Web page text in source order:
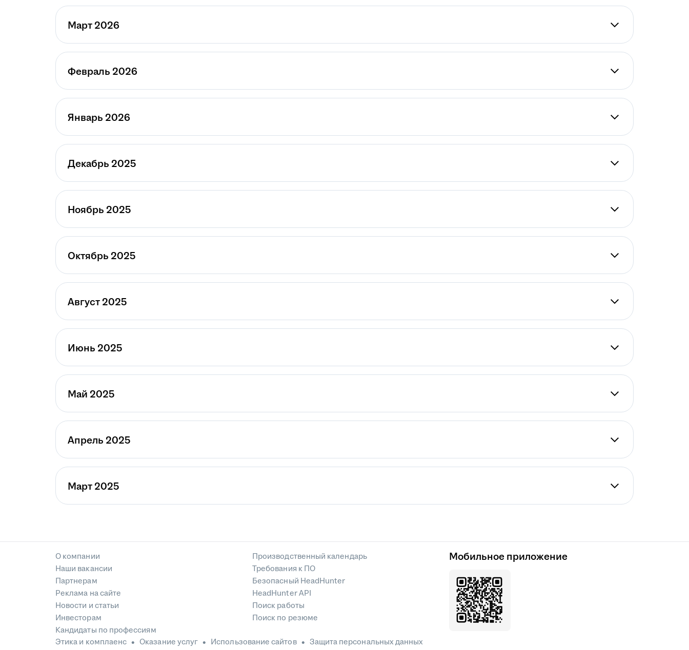
Март 2026
Февраль 2026
Январь 2026
Декабрь 2025
Ноябрь 2025
Октябрь 2025
Август 2025
Июнь 2025
Май 2025
Апрель 2025
Март 2025
О компании
Наши вакансии
Партнерам
Реклама на сайте
Новости и статьи
Инвесторам
Кандидаты по профессиям
Производственный календарь
Требования к ПО
Безопасный HeadHunter
HeadHunter API
Поиск работы
Поиск по резюме
Мобильное приложение
Этика и комплаенс Оказание услуг Использование сайтов
Защита персональных данных